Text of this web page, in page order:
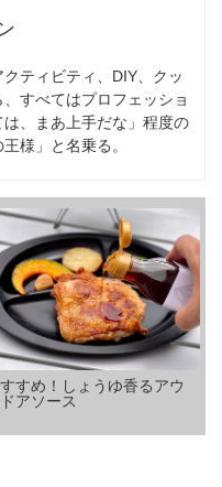
ティビティ、DIY、クッ
すべてはプロフェッショ
、まあ上手だな」程度の
様」と名乗る。
すめ！しょうゆ香るアウ
ドアソース